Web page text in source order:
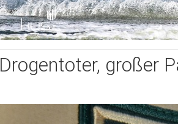
Drogentoter, großer